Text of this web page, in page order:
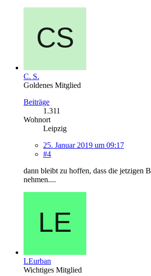
C. S.
Goldenes Mitglied
Beiträge
1.311
Wohnort
Leipzig
25. Januar 2019 um 09:17
#4
dann bleibt zu hoffen, dass die jetzigen
nehmen....
LEurban
Wichtiges Mitglied